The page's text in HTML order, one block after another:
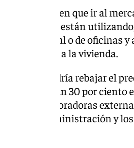
públicos tienen que ir al
que no se están
uso comercial o de oficinas
dar prioridad a la vivienda.
también podría rebajar el
reduciría un 30 por ciento
colaboradoras
de la administración y